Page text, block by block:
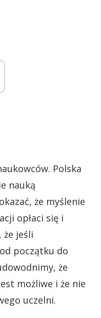
Polska
nauką
że myślenie
opłaci się i
że jeśli
początku do
że
możliwe i że nie
uczelni.